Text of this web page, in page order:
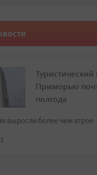
Туристический
Приморью
полгода
выросли более чем втрое